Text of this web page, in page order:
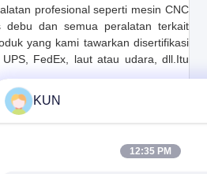
profesional seperti mesin CNC
debu dan semua peralatan terkait
yang kami tawarkan disertifikasi
FedEx, laut atau udara, dll.Itu
baik, kami telah mempertahankan
dunia.
KUN
12:35 PM